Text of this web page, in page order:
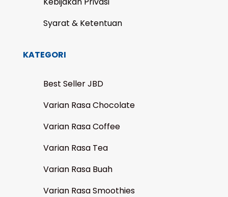
Syarat & Ketentuan
KATEGORI
Best Seller JBD
Varian Rasa Chocolate
Varian Rasa Coffee
Varian Rasa Tea
Varian Rasa Buah
Varian Rasa Smoothies